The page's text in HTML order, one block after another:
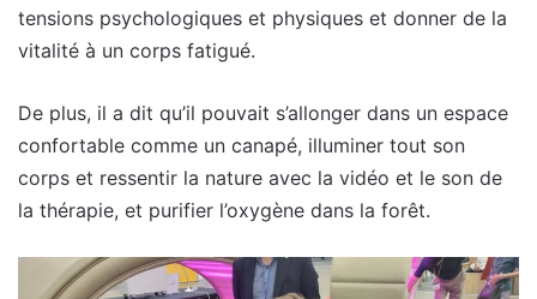
tensions psychologiques et physiques et donner de la
vitalité à un corps fatigué.
De plus, il a dit qu’il pouvait s’allonger dans un espace
confortable comme un canapé, illuminer tout son
corps et ressentir la nature avec la vidéo et le son de
la thérapie, et purifier l’oxygène dans la forêt.